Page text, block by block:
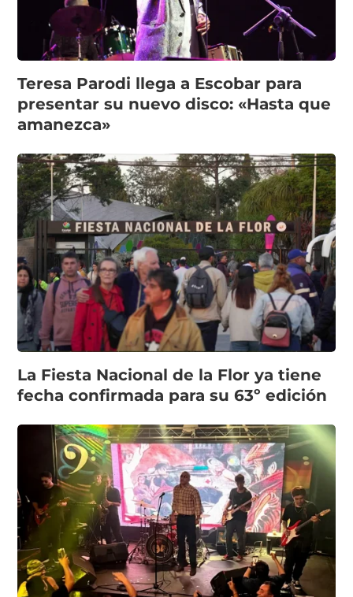
Teresa Parodi llega a Escobar para
presentar su nuevo disco: «Hasta que
amanezca»
La Fiesta Nacional de la Flor ya tiene
fecha confirmada para su 63º edición